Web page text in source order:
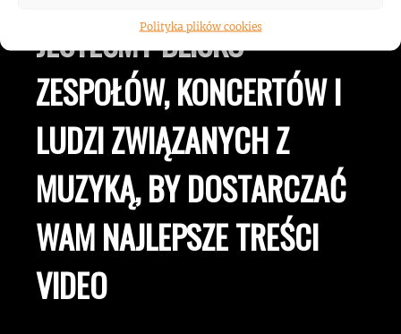
Polityka plików cookies
JESTEŚMY BLISKO
ZESPOŁÓW, KONCERTÓW I
LUDZI ZWIĄZANYCH Z
MUZYKĄ, BY DOSTARCZAĆ
WAM NAJLEPSZE TREŚCI
VIDEO